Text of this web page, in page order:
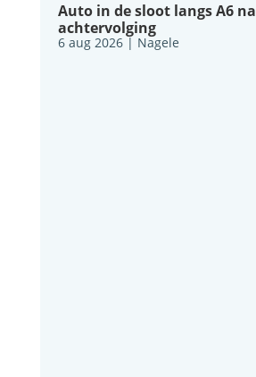
Auto in de sloot langs A6 na
achtervolging
6 aug 2026| Nagele